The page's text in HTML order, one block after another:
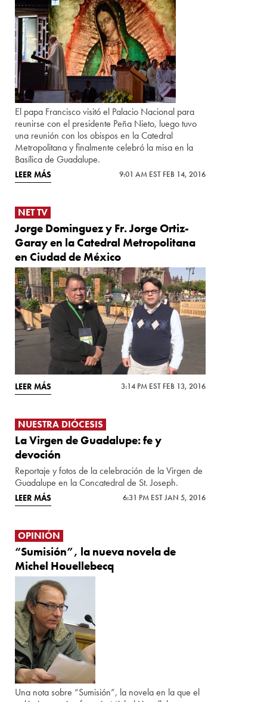
El papa Francisco visitó el Palacio Nacional para
reunirse con el presidente Peña Nieto, luego tuvo
una reunión con los obispos en la Catedral
Metropolitana y finalmente celebró la misa en la
Basílica de Guadalupe.
LEER MÁS 9:01 AM EST FEB 14, 2016
NET TV
Jorge Dominguez y Fr. Jorge Ortiz-
Garay en la Catedral Metropolitana
en Ciudad de México
LEER MÁS 3:14 PM EST FEB 13, 2016
NUESTRA DIÓCESIS
La Virgen de Guadalupe: fe y
devoción
Reportaje y fotos de la celebración de la Virgen de
Guadalupe en la Concatedral de St. Joseph.
LEER MÁS 6:31 PM EST JAN 5, 2016
OPINIÓN
“Sumisión”, la nueva novela de
Michel Houellebecq
Una nota sobre “Sumisión”, la novela en la que el